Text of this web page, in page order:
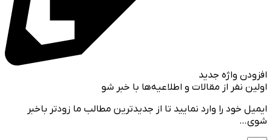
افزودن واژه جدید
اولین نفر از مقالات و اطلاعیه‌ها با خبر شو
ایمیل خود را وارد نمایید تا از جدیدترین مطالب ما زودتر باخبر
شوی…